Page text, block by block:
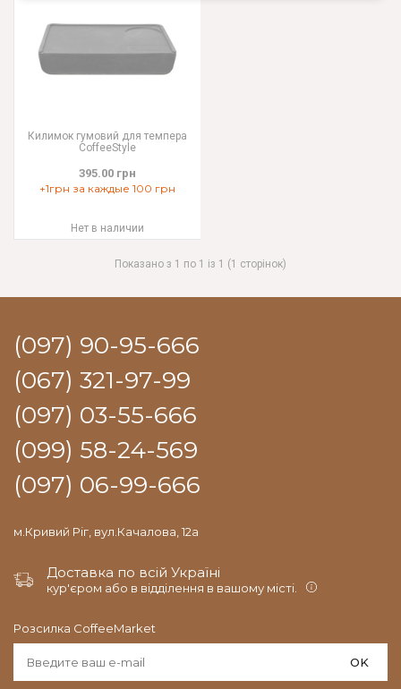
Килимок гумовий для темпера
CoffeeStyle
395.00 грн
+1грн за каждые 100 грн
Нет в наличии
Показано з 1 по 1 із 1 (1 сторінок)
(097) 90-95-666
(067) 321-97-99
(097) 03-55-666
(099) 58-24-569
(097) 06-99-666
м.Кривий Ріг, вул.Качалова, 12а
Доставка по всій Україні
кур'єром або в відділення в вашому місті.
Розсилка CoffeeMarket
OK